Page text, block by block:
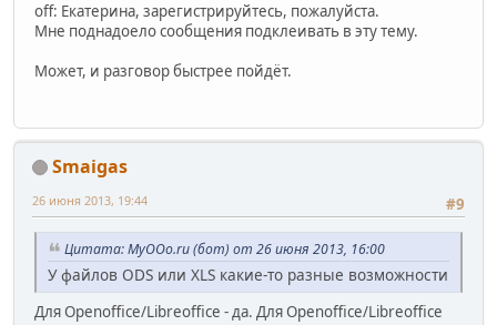
off: Екатерина, зарегистрируйтесь, пожалуйста.
Мне поднадоело сообщения подклеивать в эту тему.
Может, и разговор быстрее пойдёт.
Smaigas
#9
26 июня 2013, 19:44
Цитата: MyOOo.ru (бот) от 26 июня 2013, 16:00
У файлов ODS или XLS какие-то разные возможности
Для Openoffice/Libreoffice - да. Для Openoffice/Libreoffice